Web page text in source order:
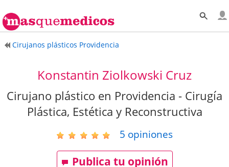
Cirujanos plásticos Providencia
Konstantin Ziolkowski Cruz
Cirujano plástico en Providencia - Cirugía
Plástica, Estética y Reconstructiva
5 opiniones
Publica tu opinión